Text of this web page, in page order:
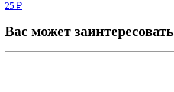
25 ₽
Вас может заинтересовать